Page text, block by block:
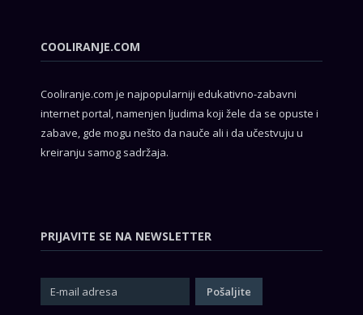
COOLIRANJE.COM
Cooliranje.com je najpopularniji edukativno-zabavni
internet portal, namenjen ljudima koji žele da se opuste i
zabave, gde mogu nešto da nauče ali i da učestvuju u
kreiranju samog sadržaja.
PRIJAVITE SE NA NEWSLETTER